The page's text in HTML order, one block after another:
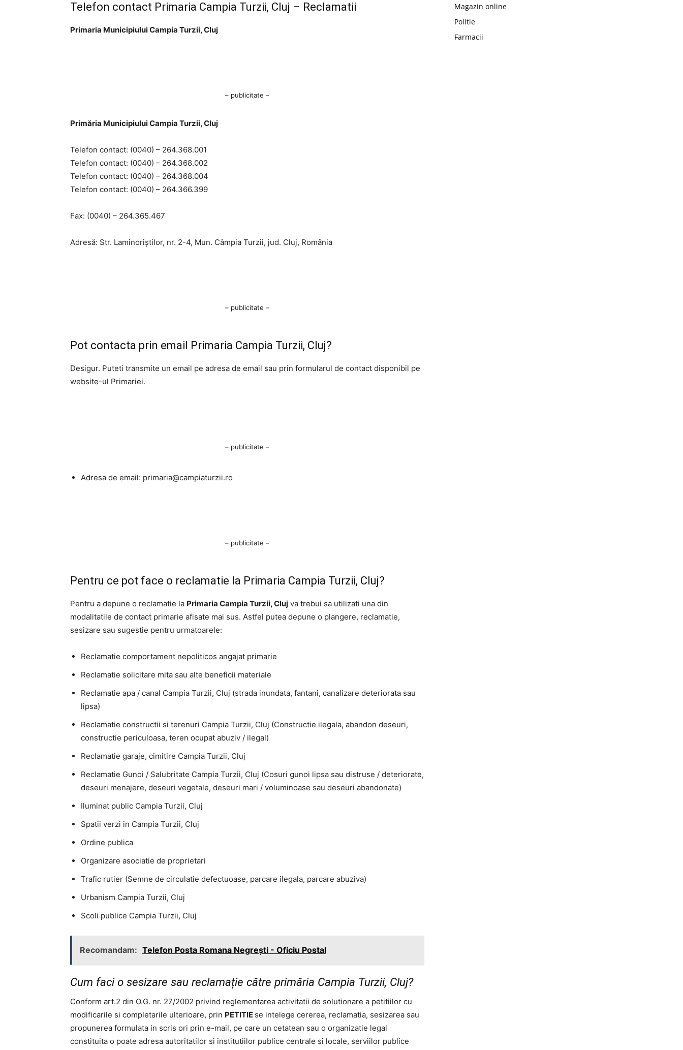
Telefon contact Primaria Campia Turzii, Cluj – Reclamatii
Primaria Municipiului Campia Turzii, Cluj
– publicitate –
Primăria Municipiului Campia Turzii, Cluj
Telefon contact: (0040) – 264.368.001
Telefon contact: (0040) – 264.368.002
Telefon contact: (0040) – 264.368.004
Telefon contact: (0040) – 264.366.399
Fax: (0040) – 264.365.467
Adresă: Str. Laminoriștilor, nr. 2-4, Mun. Câmpia Turzii, jud. Cluj, România
– publicitate –
Pot contacta prin email Primaria Campia Turzii, Cluj?
Desigur. Puteti transmite un email pe adresa de email sau prin formularul de contact disponibil pe
website-ul Primariei.
– publicitate –
Adresa de email: primaria@campiaturzii.ro
– publicitate –
Pentru ce pot face o reclamatie la Primaria Campia Turzii, Cluj?
Pentru a depune o reclamatie la Primaria Campia Turzii, Cluj va trebui sa utilizati una din
modalitatile de contact primarie afisate mai sus. Astfel putea depune o plangere, reclamatie,
sesizare sau sugestie pentru urmatoarele:
Reclamatie comportament nepoliticos angajat primarie
Reclamatie solicitare mita sau alte beneficii materiale
Reclamatie apa / canal Campia Turzii, Cluj (strada inundata, fantani, canalizare deteriorata sau
lipsa)
Reclamatie constructii si terenuri Campia Turzii, Cluj (Constructie ilegala, abandon deseuri,
constructie periculoasa, teren ocupat abuziv / ilegal)
Reclamatie garaje, cimitire Campia Turzii, Cluj
Reclamatie Gunoi / Salubritate Campia Turzii, Cluj (Cosuri gunoi lipsa sau distruse / deteriorate,
deseuri menajere, deseuri vegetale, deseuri mari / voluminoase sau deseuri abandonate)
Iluminat public Campia Turzii, Cluj
Spatii verzi in Campia Turzii, Cluj
Ordine publica
Organizare asociatie de proprietari
Trafic rutier (Semne de circulatie defectuoase, parcare ilegala, parcare abuziva)
Urbanism Campia Turzii, Cluj
Scoli publice Campia Turzii, Cluj
Recomandam: Telefon Posta Romana Negreşti - Oficiu Postal
Cum faci o sesizare sau reclamație către primăria Campia Turzii, Cluj?
Conform art.2 din O.G. nr. 27/2002 privind reglementarea activitatii de solutionare a petitiilor cu
modificarile si completarile ulterioare, prin PETITIE se intelege cererea, reclamatia, sesizarea sau
propunerea formulata in scris ori prin e-mail, pe care un cetatean sau o organizatie legal
constituita o poate adresa autoritatilor si institutiilor publice centrale si locale, serviilor publice
Magazin online
Politie
Farmacii